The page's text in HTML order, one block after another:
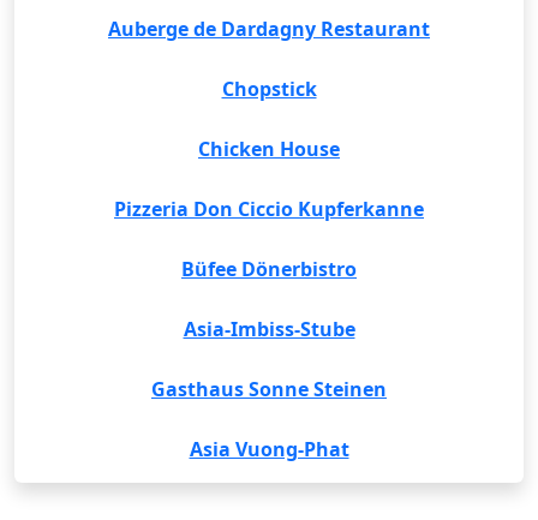
Auberge de Dardagny Restaurant
Chopstick
Chicken House
Pizzeria Don Ciccio Kupferkanne
Büfee Dönerbistro
Asia-Imbiss-Stube
Gasthaus Sonne Steinen
Asia Vuong-Phat